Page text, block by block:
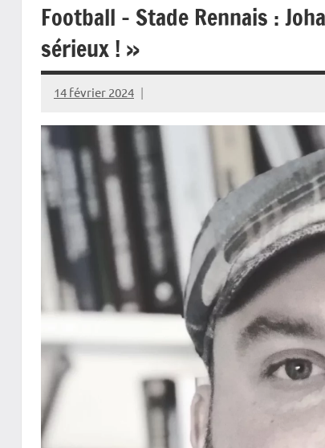
Football – Stade Rennais :
sérieux ! »
14 février 2024
Rédaction
JRS